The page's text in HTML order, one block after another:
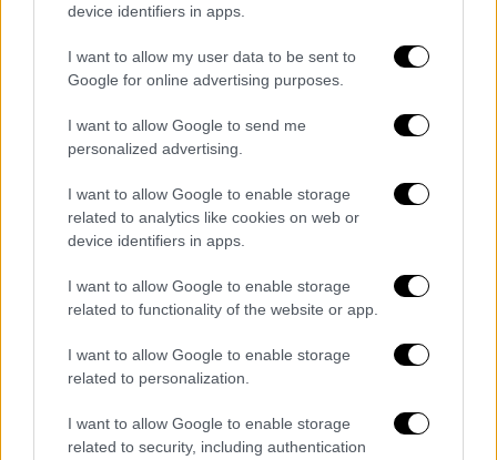
device identifiers in apps.
I want to allow my user data to be sent to
Google for online advertising purposes.
I want to allow Google to send me
personalized advertising.
I want to allow Google to enable storage
related to analytics like cookies on web or
device identifiers in apps.
I want to allow Google to enable storage
related to functionality of the website or app.
I want to allow Google to enable storage
related to personalization.
I want to allow Google to enable storage
related to security, including authentication
«Η κυβέρνηση ενέκρινε το σχέδιο
απελευθέρωσης των ομήρων», αναφέρει η
ανακοίνωση που εξέδωσε το γραφείο του
ισραηλινού πρωθυπουργού, συμπληρώνοντας
ότι η συμφωνία «θα τεθεί σε ισχύ την